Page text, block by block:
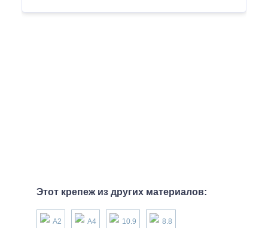
Этот крепеж из других материалов:
А2 А4 10.9 8.8